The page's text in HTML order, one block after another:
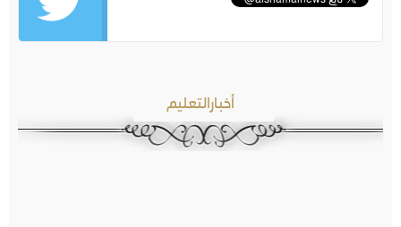
أخبارالتعليم